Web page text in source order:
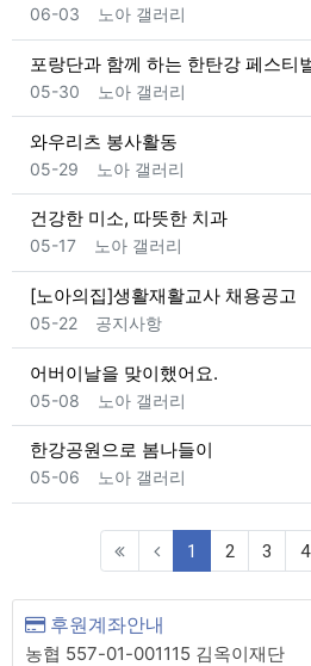
등록일
06-03 노아 갤러리
포랑단과 함께 하는 한탄강 페스티
등록일
05-30 노아 갤러리
와우리츠 봉사활동
등록일
05-29 노아 갤러리
건강한 미소, 따뜻한 치과
등록일
05-17 노아 갤러리
[노아의집]생활재활교사 채용공고
등록일
05-22 공지사항
어버이날을 맞이했어요.
등록일
05-08 노아 갤러리
한강공원으로 봄나들이
등록일
05-06 노아 갤러리
1 (current)
2 3 4
후원계좌안내
농협 557-01-001115 김옥이재단